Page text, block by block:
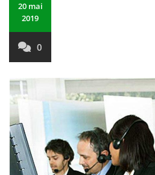
20 mai
2019
0